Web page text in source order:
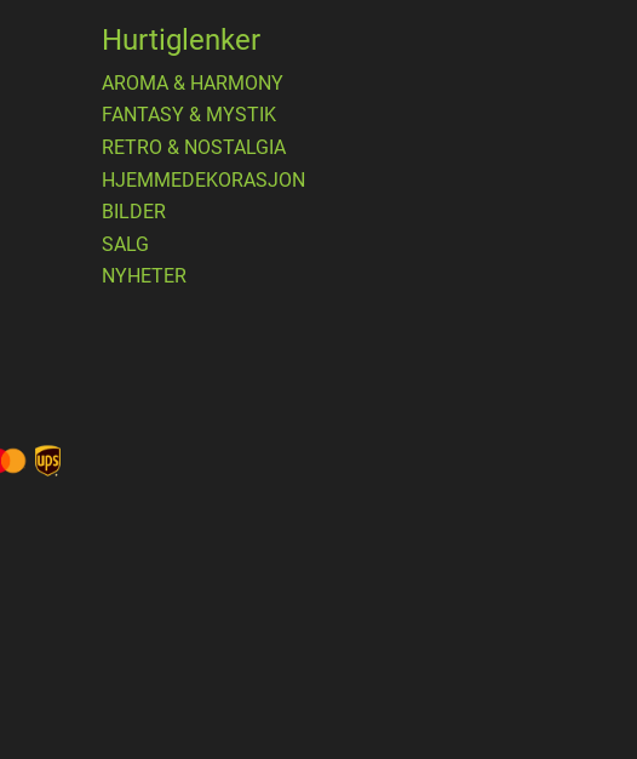
Hurtiglenker
AROMA & HARMONY
FANTASY & MYSTIK
RETRO & NOSTALGIA
HJEMMEDEKORASJON
BILDER
SALG
NYHETER